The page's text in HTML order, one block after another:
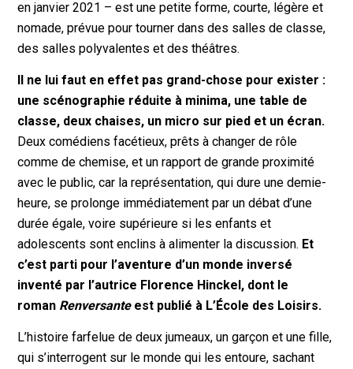
en janvier 2021 – est une petite forme, courte, légère et
nomade, prévue pour tourner dans des salles de classe,
des salles polyvalentes et des théâtres.
Il ne lui faut en effet pas grand-chose pour exister :
une scénographie réduite à minima, une table de
classe, deux chaises, un micro sur pied et un écran.
Deux comédiens facétieux, prêts à changer de rôle
comme de chemise, et un rapport de grande proximité
avec le public, car la représentation, qui dure une demie-
heure, se prolonge immédiatement par un débat d’une
durée égale, voire supérieure si les enfants et
adolescents sont enclins à alimenter la discussion. Et
c’est parti pour l’aventure d’un monde inversé
inventé par l’autrice Florence Hinckel, dont le
roman Renversanteest publié à L’École des Loisirs.
L’histoire farfelue de deux jumeaux, un garçon et une fille,
qui s’interrogent sur le monde qui les entoure, sachant